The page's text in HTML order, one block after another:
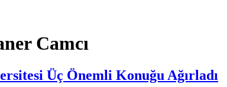
Camcı
Üç Önemli Konuğu Ağırladı